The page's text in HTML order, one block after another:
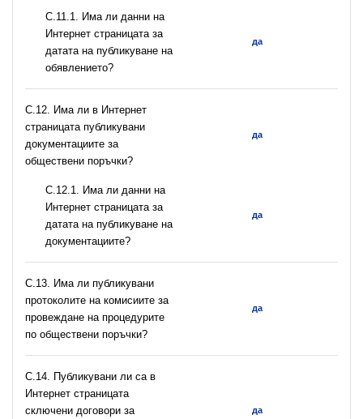
С.11.1. Има ли данни на
Интернет страницата за
датата на публикуване на
обявлението?
да
С.12. Има ли в Интернет
страницата публикувани
документациите за
обществени поръчки?
да
С.12.1. Има ли данни на
Интернет страницата за
датата на публикуване на
документациите?
да
С.13. Има ли публикувани
протоколите на комисиите за
провеждане на процедурите
по обществени поръчки?
да
С.14. Публикувани ли са в
Интернет страницата
сключени договори за
да